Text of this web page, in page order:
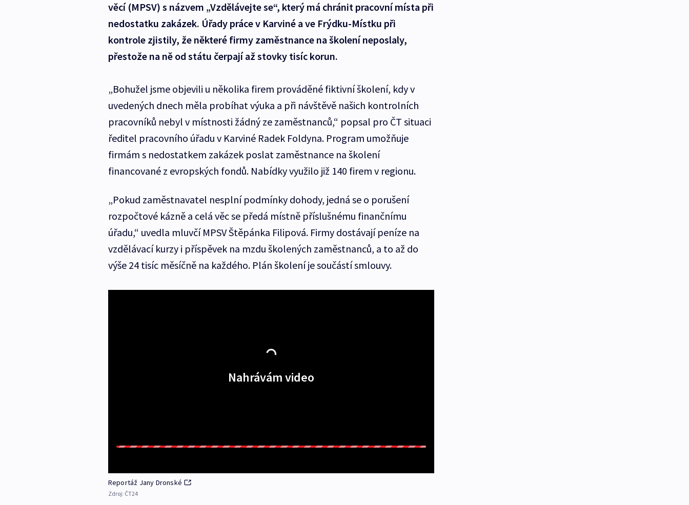
věcí (MPSV) s názvem „Vzdělávejte se“, který má chránit pracovní místa při
nedostatku zakázek. Úřady práce v Karviné a ve Frýdku-Místku při
kontrole zjistily, že některé firmy zaměstnance na školení neposlaly,
přestože na ně od státu čerpají až stovky tisíc korun.
„Bohužel jsme objevili u několika firem prováděné fiktivní školení, kdy v
uvedených dnech měla probíhat výuka a při návštěvě našich kontrolních
pracovníků nebyl v místnosti žádný ze zaměstnanců,“ popsal pro ČT situaci
ředitel pracovního úřadu v Karviné Radek Foldyna. Program umožňuje
firmám s nedostatkem zakázek poslat zaměstnance na školení
financované z evropských fondů. Nabídky využilo již 140 firem v regionu.
„Pokud zaměstnavatel nesplní podmínky dohody, jedná se o porušení
rozpočtové kázně a celá věc se předá místně příslušnému finančnímu
úřadu,“ uvedla mluvčí MPSV Štěpánka Filipová. Firmy dostávají peníze na
vzdělávací kurzy i příspěvek na mzdu školených zaměstnanců, a to až do
výše 24 tisíc měsíčně na každého. Plán školení je součástí smlouvy.
Nahrávám video
Reportáž Jany Dronské
Zdroj: ČT24